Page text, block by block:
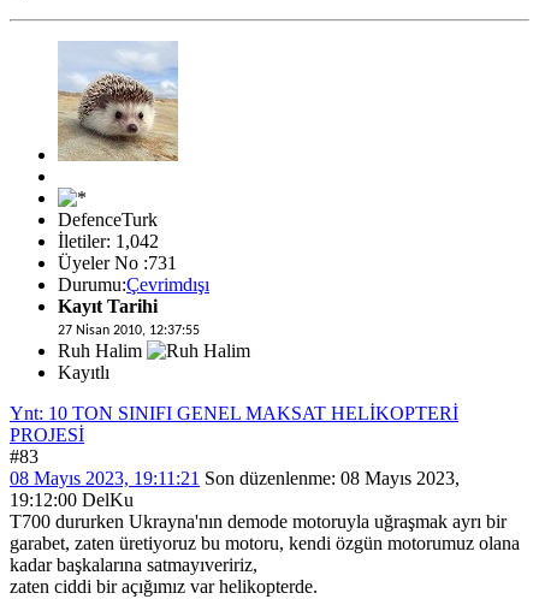
DefenceTurk
İletiler: 1,042
Üyeler No :731
Durumu:Çevrimdışı
Kayıt Tarihi
27 Nisan 2010, 12:37:55
Ruh Halim
Kayıtlı
Ynt: 10 TON SINIFI GENEL MAKSAT HELİKOPTERİ
PROJESİ
#83
08 Mayıs 2023, 19:11:21 Son düzenlenme: 08 Mayıs 2023,
19:12:00 DelKu
T700 dururken Ukrayna'nın demode motoruyla uğraşmak ayrı bir
garabet, zaten üretiyoruz bu motoru, kendi özgün motorumuz olana
kadar başkalarına satmayıveririz,
zaten ciddi bir açığımız var helikopterde.